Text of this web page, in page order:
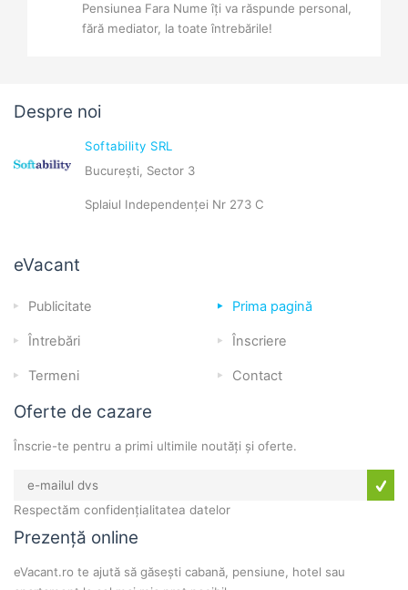
Pensiunea Fara Nume îți va răspunde personal,
fără mediator, la toate întrebările!
Despre noi
Softability SRL
București, Sector 3
Splaiul Independenței Nr 273 C
eVacant
Publicitate Prima pagină
Întrebări Înscriere
Termeni Contact
Oferte de cazare
Înscrie-te pentru a primi ultimile noutăți și oferte.
Respectăm confidențialitatea datelor
Prezență online
eVacant.ro te ajută să găsești cabană, pensiune, hotel sau